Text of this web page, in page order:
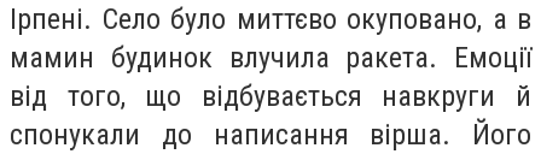
Ірпені. Село було миттєво окуповано, а в
мамин будинок влучила ракета. Емоції
від того, що відбувається навкруги й
спонукали до написання вірша. Його